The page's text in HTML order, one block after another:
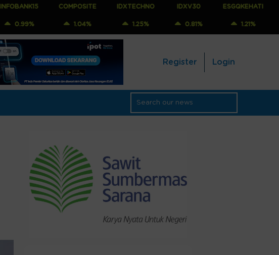
COMPOSITE
1.04%
IDXTECHNO IDXV30
0.81%
ESGQKEHATI
1.21%
Register Login